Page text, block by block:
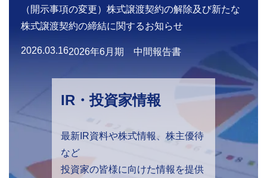
（開示事項の変更）株式譲渡契約の解除及び新たな
株式譲渡契約の締結に関するお知らせ
2026.03.162026年6月期 中間報告書
IR・投資家情報
最新IR資料や株式情報、株主優待
など
投資家の皆様に向けた情報を提供